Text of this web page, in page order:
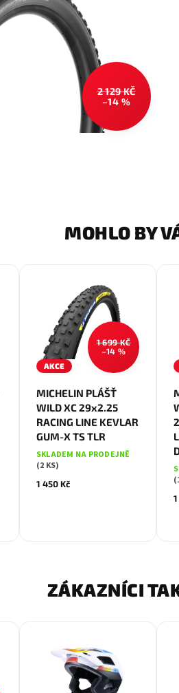
2 129 KČ
–14 %
MOHLO BY
AKCE
1 699 KČ
–14 %
MICHELIN PLÁŠŤ
WILD XC 29x2.25
RACING LINE KEVLAR
GUM-X TS TLR
SKLADEM NA PRODEJNĚ
(2 KS)
1 450 Kč
ZÁKAZNÍCI